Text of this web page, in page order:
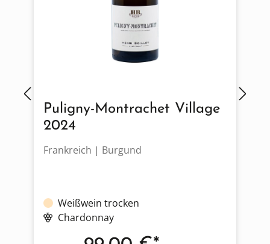
Puligny-Montrachet Village
2024
Frankreich | Burgund
Weißwein trocken
Chardonnay